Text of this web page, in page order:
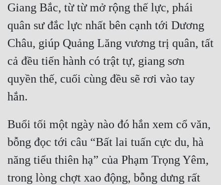
Giang Bắc, từ từ mở rộng thế lực, phái
quân sư đắc lực nhất bên cạnh tới Dương
Châu, giúp Quảng Lăng vương trị quân, tất
cả đều tiến hành có trật tự, giang sơn
quyền thế, cuối cùng đều sẽ rơi vào tay
Buổi tối một ngày nào đó hắn xem cổ văn,
bỗng đọc tới câu “Bất lai tuấn cực du, hà
năng tiểu thiên hạ” của Phạm Trọng Yêm,
trong lòng chợt xao động, bỗng dưng rất